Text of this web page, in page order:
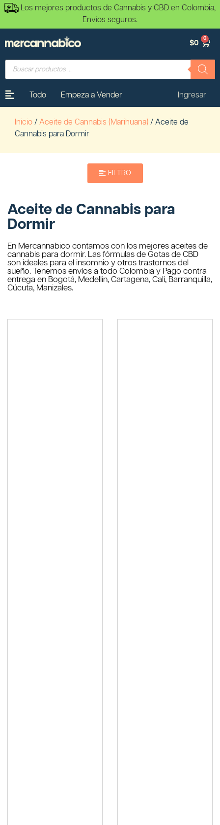
Los mejores productos de Cannabis y CBD en Colombia,
Envíos seguros.
$0
0
Todo Empeza a Vender Ingresar
Inicio / Aceite de Cannabis (Marihuana) / Aceite de
Cannabis para Dormir
FILTRO
Aceite de Cannabis para
Dormir
En Mercannabico contamos con los mejores aceites de
cannabis para dormir. Las fórmulas de Gotas de CBD
son ideales para el insomnio y otros trastornos del
sueño. Tenemos envíos a todo Colombia y Pago contra
entrega en Bogotá, Medellín, Cartagena, Cali, Barranquilla,
Cúcuta, Manizales.